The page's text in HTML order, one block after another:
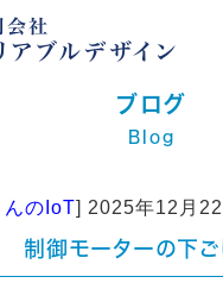
ブログ
Blog
んのIoT] 2025年12月22
制御モーターの下ご